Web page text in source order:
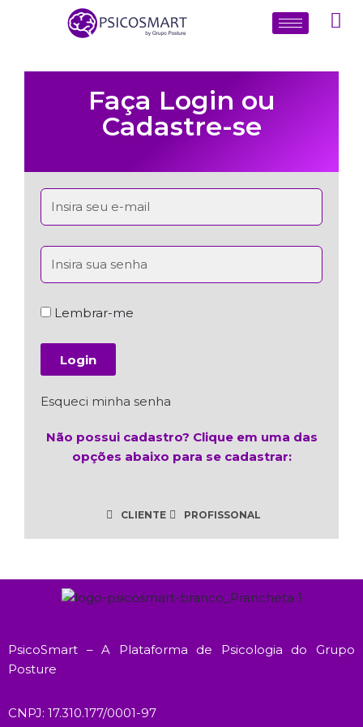
Faça Login ou
Cadastre-se
Lembrar-me
Login
Esqueci minha senha
Não possui cadastro? Clique em uma das
opções abaixo para se cadastrar:
CLIENTE PROFISSONAL
PsicoSmart – A Plataforma de Psicologia do Grupo
Posture
CNPJ: 17.310.177/0001-97